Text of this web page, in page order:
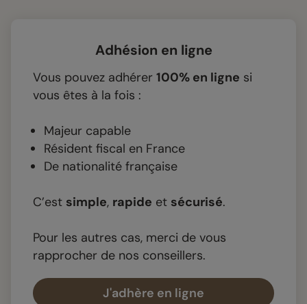
Adhésion en ligne
Vous pouvez adhérer 100% en ligne si
vous êtes à la fois :
Majeur capable
Résident fiscal en France
De nationalité française
C’est simple, rapide et sécurisé.
Pour les autres cas, merci de vous
rapprocher de nos conseillers.
J'adhère en ligne